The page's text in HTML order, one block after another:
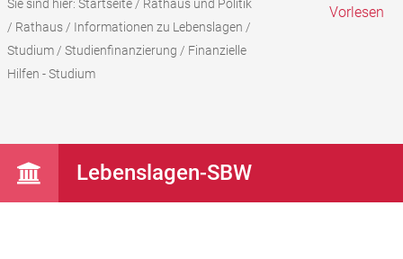
Sie sind hier: Startseite/ Rathaus und Politik
/ Rathaus/ Informationen zu Lebenslagen /
Studium/ Studienfinanzierung / Finanzielle
Hilfen - Studium
Vorlesen
Lebenslagen-SBW